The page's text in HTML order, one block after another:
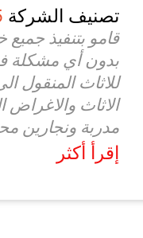
تصنيف الشركة5
قامو بتنفيذ جميع
بدون أي مشكلة في
للاثاث المنقول
الاثاث والاغراض
مدربة ونجارين
إقرأ أكثر